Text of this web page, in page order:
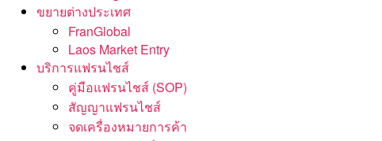
ขยายต่างประเทศ
FranGlobal
Laos Market Entry
บริการแฟรนไชส์
คู่มือแฟรนไชส์ (SOP)
สัญญาแฟรนไชส์
จดเครื่องหมายการค้า